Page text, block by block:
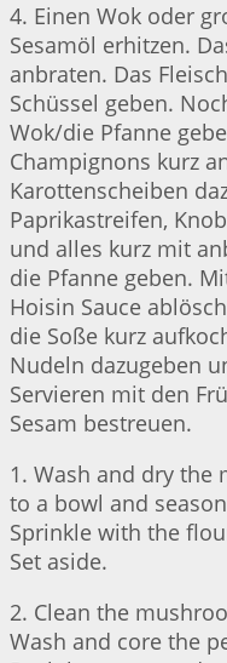
4. Einen Wok oder
Sesamöl erhitzen.
anbraten. Das
Schüssel geben.
Wok/die Pfanne
Champignons kurz
Karottenscheiben
Paprikastreifen,
und alles kurz mit
die Pfanne geben.
Hoisin Sauce
die Soße kurz
Nudeln dazugeben
Servieren mit den
Sesam bestreuen.
1. Wash and dry the
to a bowl and
Sprinkle with the
Set aside.
2. Clean the
Wash and core the